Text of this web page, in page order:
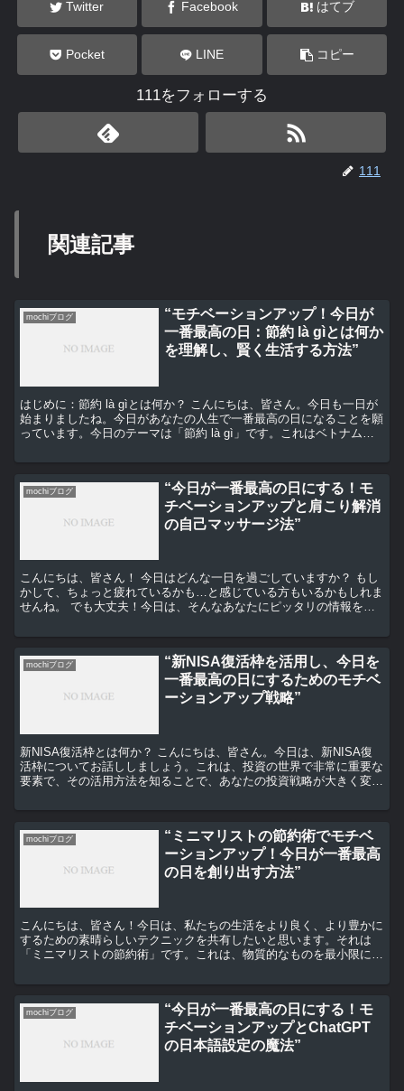
Twitter Facebook はてブ
Pocket LINE コピー
111をフォローする
111
関連記事
mochiブログ
“モチベーションアップ！今日が
一番最高の日：節約 là gìとは何か
を理解し、賢く生活する方法”
はじめに：節約 là gìとは何か？ こんにちは、皆さん。今日も一日が
始まりましたね。今日があなたの人生で一番最高の日になることを願
っています。今日のテーマは「節約 là gì」です。これはベトナム語
mochiブログ
“今日が一番最高の日にする！モ
チベーションアップと肩こり解消
の自己マッサージ法”
こんにちは、皆さん！ 今日はどんな一日を過ごしていますか？ もし
かして、ちょっと疲れているかも…と感じている方もいるかもしれま
せんね。 でも大丈夫！今日は、そんなあなたにピッタリの情報をお
mochiブログ
“新NISA復活枠を活用し、今日を
一番最高の日にするためのモチベ
ーションアップ戦略”
新NISA復活枠とは何か？ こんにちは、皆さん。今日は、新NISA復
活枠についてお話ししましょう。これは、投資の世界で非常に重要な
要素で、その活用方法を知ることで、あなたの投資戦略が大きく変わ
mochiブログ
“ミニマリストの節約術でモチベ
ーションアップ！今日が一番最高
の日を創り出す方法”
こんにちは、皆さん！今日は、私たちの生活をより良く、より豊かに
するための素晴らしいテクニックを共有したいと思います。それは
「ミニマリストの節約術」です。これは、物質的なものを最小限に抑
mochiブログ
“今日が一番最高の日にする！モ
チベーションアップとChatGPT
の日本語設定の魔法”